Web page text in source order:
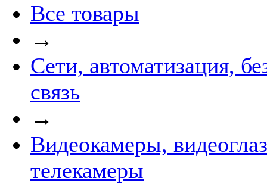
Все товары
→
Сети, автоматизация,
связь
→
Видеокамеры,
телекамеры